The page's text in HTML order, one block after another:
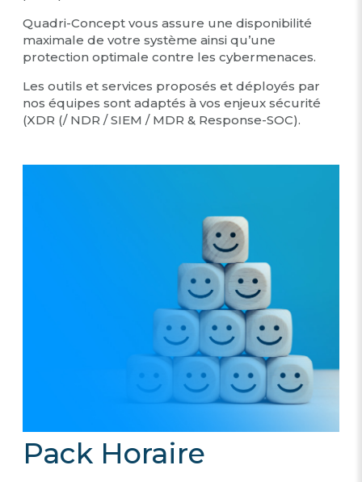
Quadri-Concept vous assure une disponibilité
maximale de votre système ainsi qu’une
protection optimale contre les cybermenaces.
Les outils et services proposés et déployés par
nos équipes sont adaptés à vos enjeux sécurité
(XDR (/ NDR / SIEM / MDR & Response-SOC).
Pack Horaire